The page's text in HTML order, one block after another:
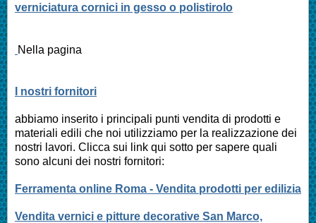
verniciatura cornici in gesso o polistirolo
Nella pagina
I nostri fornitori
abbiamo inserito i principali punti vendita di prodotti e
materiali edili che noi utilizziamo per la realizzazione dei
nostri lavori. Clicca sui link qui sotto per sapere quali
sono alcuni dei nostri fornitori:
Ferramenta online Roma - Vendita prodotti per edilizia
Vendita vernici e pitture decorative San Marco,